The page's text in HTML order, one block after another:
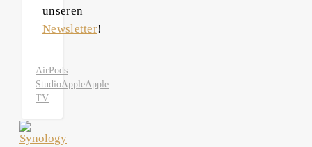
unseren
Newsletter!
AirPods
StudioAppleApple
TV